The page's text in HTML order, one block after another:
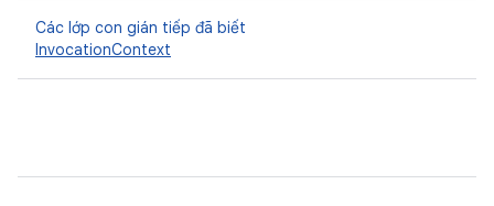
Các lớp con gián tiếp đã biết
InvocationContext